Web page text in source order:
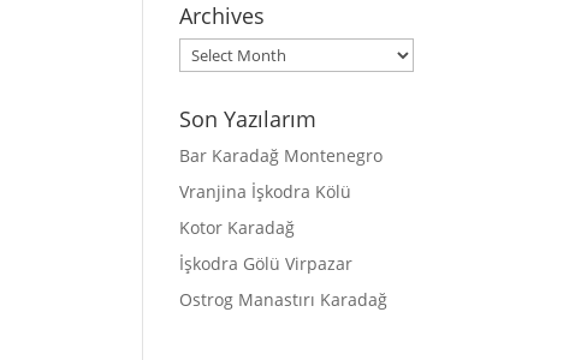
Archives
Archives
Son Yazılarım
Bar Karadağ Montenegro
Vranjina İşkodra Kölü
Kotor Karadağ
İşkodra Gölü Virpazar
Ostrog Manastırı Karadağ